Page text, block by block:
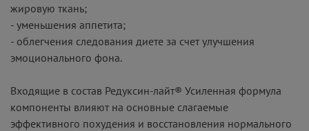
жировую ткань;
- уменьшения аппетита;
- облегчения следования диете за счет улучшения
эмоционального фона.
Входящие в состав Редуксин-лайт® Усиленная формула
компоненты влияют на основные слагаемые
эффективного похудения и восстановления нормального